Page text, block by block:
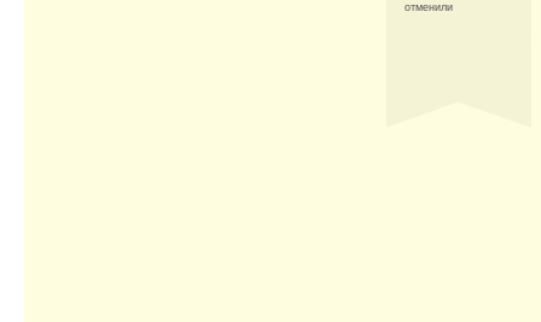
отменили